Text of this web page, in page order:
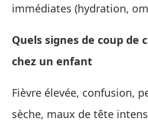
immédiates (hydration,
Quels signes de coup de
chez un enfant
Fièvre élevée, confusion,
sèche, maux de tête